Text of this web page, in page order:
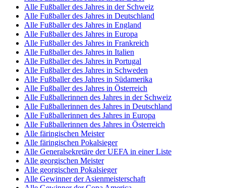
Alle Fußballer des Jahres in der Schweiz
Alle Fußballer des Jahres in Deutschland
Alle Fußballer des Jahres in England
Alle Fußballer des Jahres in Europa
Alle Fußballer des Jahres in Frankreich
Alle Fußballer des Jahres in Italien
Alle Fußballer des Jahres in Portugal
Alle Fußballer des Jahres in Schweden
Alle Fußballer des Jahres in Südamerika
Alle Fußballer des Jahres in Österreich
Alle Fußballerinnen des Jahres in der Schweiz
Alle Fußballerinnen des Jahres in Deutschland
Alle Fußballerinnen des Jahres in Europa
Alle Fußballerinnen des Jahres in Österreich
Alle färingischen Meister
Alle färingischen Pokalsieger
Alle Generalsekretäre der UEFA in einer Liste
Alle georgischen Meister
Alle georgischen Pokalsieger
Alle Gewinner der Asienmeisterschaft